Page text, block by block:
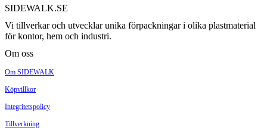
SIDEWALK.SE
Vi tillverkar och utvecklar unika förpackningar i olika plastmaterial
för kontor, hem och industri.
Om oss
Om SIDEWALK
Köpvillkor
Integritetspolicy
Tillverkning